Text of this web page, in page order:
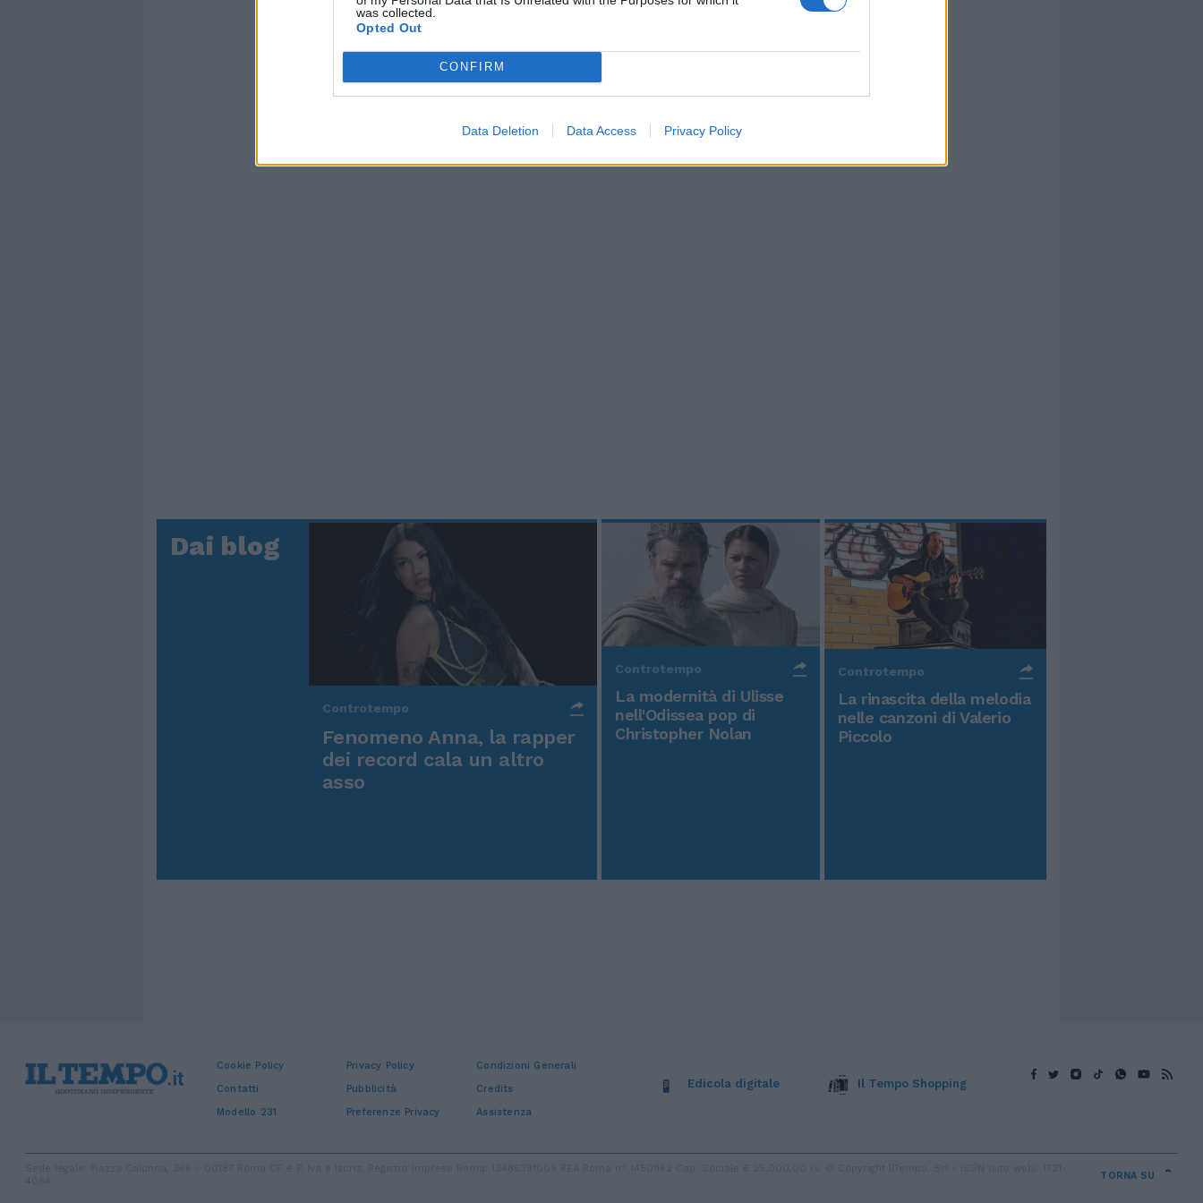
was collected.
Opted Out
CONFIRM
Data Deletion Data Access Privacy Policy
Dai blog
Controtempo
Fenomeno Anna, la rapper
dei record cala un altro
asso
Controtempo
La modernità di Ulisse
nell'Odissea pop di
Christopher Nolan
Controtempo
La rinascita della melodia
nelle canzoni di Valerio
Piccolo
Cookie Policy Privacy Policy
Condizioni Generali
Contatti
Pubblicità
Credits
Modello 231
Preferenze Privacy Assistenza
Edicola digitale Il Tempo Shopping
TORNA SU